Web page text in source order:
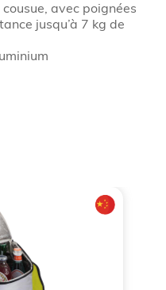
avec poignées
jusqu’à 7 kg de